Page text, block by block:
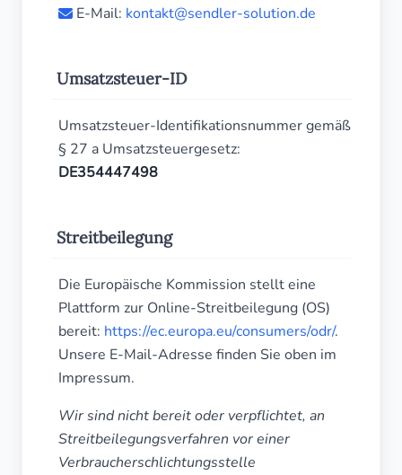
E-Mail: kontakt@sendler-solution.de
Umsatzsteuer-ID
Umsatzsteuer-Identifikationsnummer gemäß
§ 27 a Umsatzsteuergesetz:
DE354447498
Streitbeilegung
Die Europäische Kommission stellt eine
Plattform zur Online-Streitbeilegung (OS)
bereit: https://ec.europa.eu/consumers/odr/.
Unsere E-Mail-Adresse finden Sie oben im
Impressum.
Wir sind nicht bereit oder verpflichtet, an
Streitbeilegungsverfahren vor einer
Verbraucherschlichtungsstelle